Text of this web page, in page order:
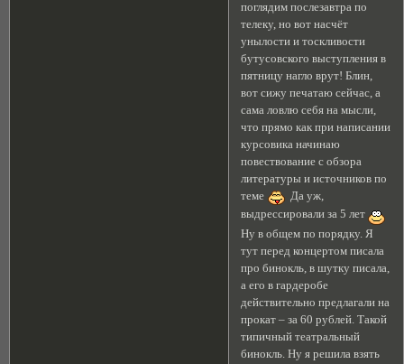
поглядим послезавтра по
телеку, но вот насчёт
унылости и тоскливости
бутусовского выступления в
пятницу нагло врут! Блин,
вот сижу печатаю сейчас, а
сама ловлю себя на мысли,
что прямо как при написании
курсовика начинаю
повествование с обзора
литературы и источников по
теме
Да уж,
выдрессировали за 5 лет
Ну в общем по порядку. Я
тут перед концертом писала
про бинокль, в шутку писала,
а его в гардеробе
действительно предлагали на
прокат – за 60 рублей. Такой
типичный театральный
бинокль. Ну я решила взять